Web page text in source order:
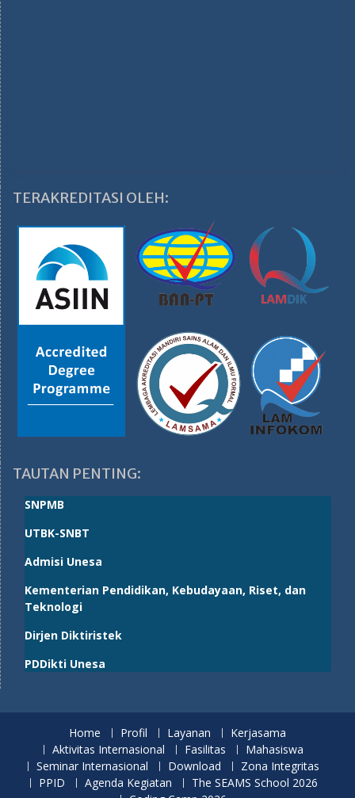
TERAKREDITASI OLEH:
TAUTAN PENTING:
SNPMB
UTBK-SNBT
Admisi Unesa
Kementerian Pendidikan, Kebudayaan, Riset, dan
Teknologi
Dirjen Diktiristek
PDDikti Unesa
Home Profil Layanan
Kerjasama
Aktivitas Internasional
Fasilitas
Mahasiswa
Seminar Internasional
Download
Zona Integritas
PPID
Agenda Kegiatan
The SEAMS School 2026